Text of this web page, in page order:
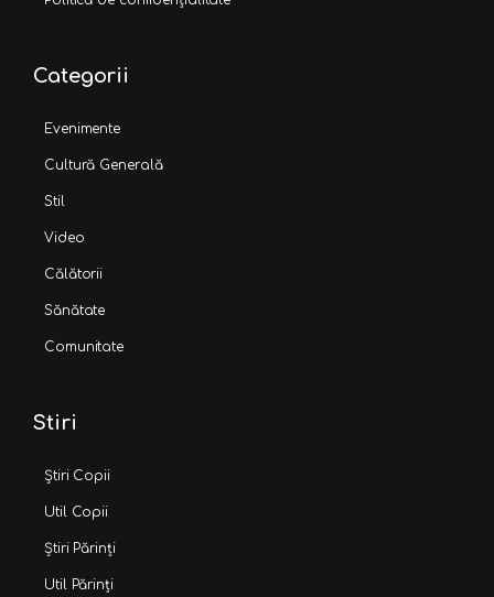
Categorii
Evenimente
Cultură Generală
Stil
Video
Călătorii
Sănătate
Comunitate
Stiri
Știri Copii
Util Copii
Știri Părinți
Util Părinți